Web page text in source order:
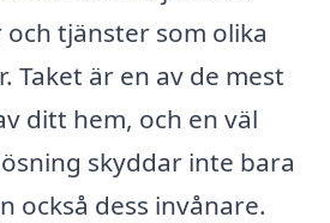
tjänster som olika
Taket är en av de mest
ditt hem, och en väl
skyddar inte bara
också dess invånare.